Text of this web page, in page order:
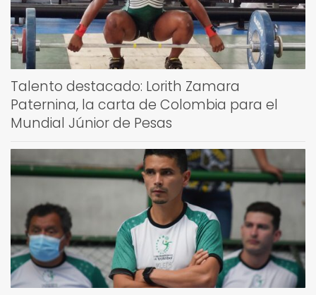
Talento destacado: Lorith Zamara
Paternina, la carta de Colombia para el
Mundial Júnior de Pesas